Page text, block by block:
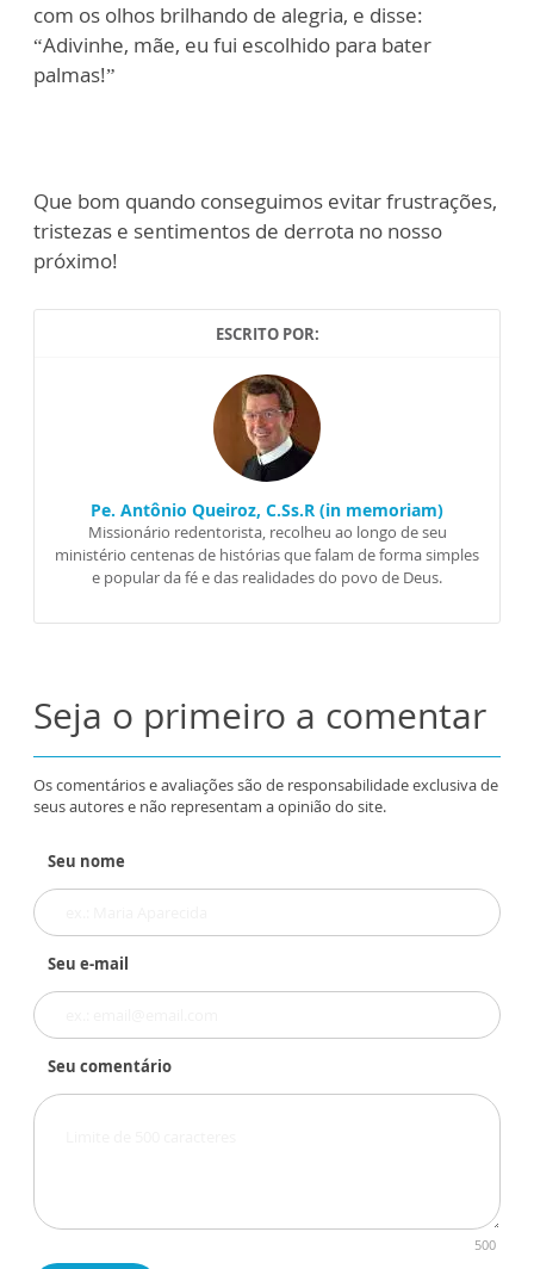
com os olhos brilhando de alegria, e disse:
“Adivinhe, mãe, eu fui escolhido para bater
palmas!”
Que bom quando conseguimos evitar frustrações,
tristezas e sentimentos de derrota no nosso
próximo!
ESCRITO POR:
Pe. Antônio Queiroz, C.Ss.R (in memoriam)
Missionário redentorista, recolheu ao longo de seu
ministério centenas de histórias que falam de forma simples
e popular da fé e das realidades do povo de Deus.
Seja o primeiro a comentar
Os comentários e avaliações são de responsabilidade exclusiva de
seus autores e não representam a opinião do site.
Seu nome
Seu e-mail
Seu comentário
500